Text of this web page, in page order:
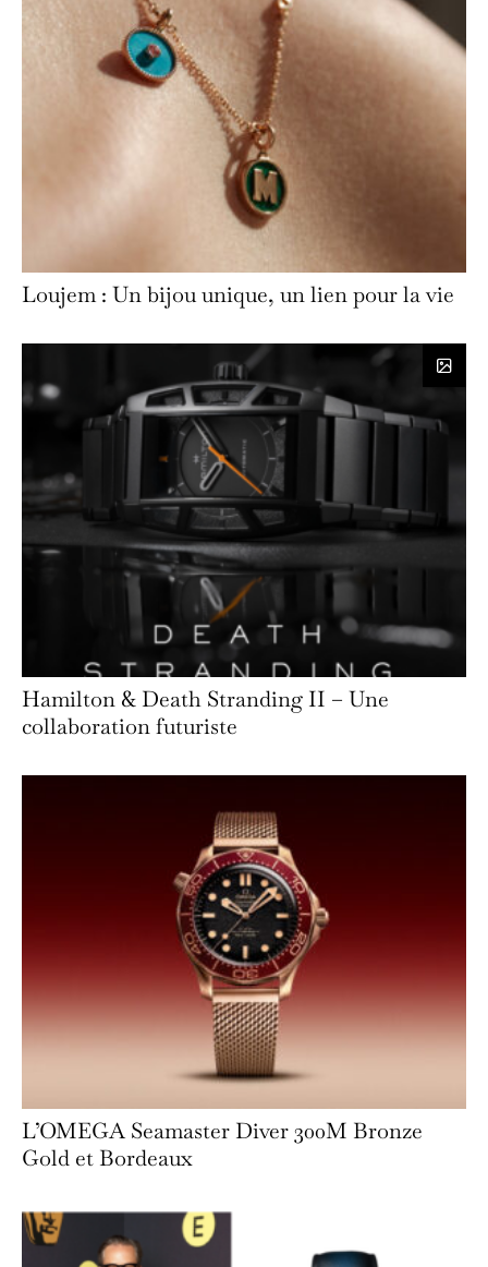
Loujem : Un bijou unique, un lien pour la vie
Hamilton & Death Stranding II – Une
collaboration futuriste
L’OMEGA Seamaster Diver 300M Bronze
Gold et Bordeaux